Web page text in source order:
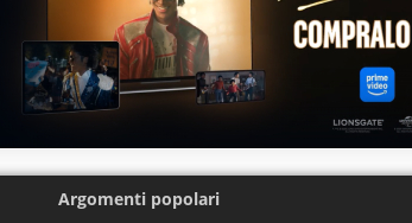
Argomenti popolari